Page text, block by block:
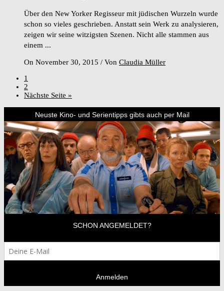
Über den New Yorker Regisseur mit jüdischen Wurzeln wurde
schon so vieles geschrieben. Anstatt sein Werk zu analysieren,
zeigen wir seine witzigsten Szenen. Nicht alle stammen aus
einem ...
On November 30, 2015 / Von Claudia Müller
1
2
Nächste Seite »